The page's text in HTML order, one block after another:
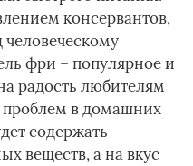
консервантов,
фри – популярное и
радость любителям
проблем в домашних
содержать
веществ, а на вкус